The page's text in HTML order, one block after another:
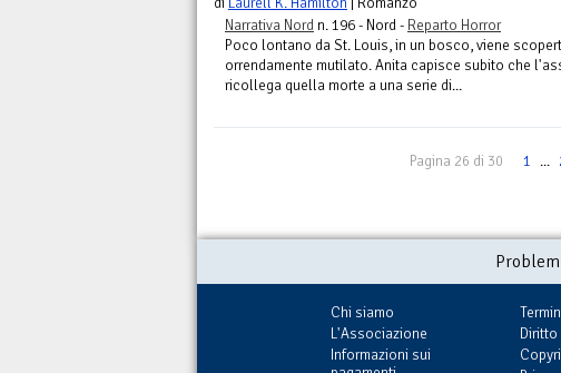
Narrativa Nord n. 196 - Nord - Reparto Horror
Poco lontano da St. Louis, in un bosco, viene
orrendamente mutilato. Anita capisce subito che
ricollega quella morte a una serie di...
Pagina 26 di 30 1 ...
Chi siamo
L'Associazione
Informazioni sui